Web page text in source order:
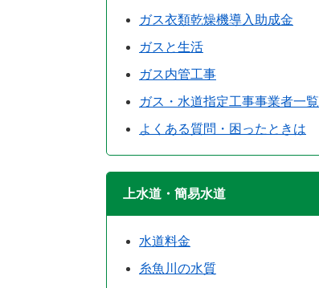
ガス衣類乾燥機導入助成金
ガスと生活
ガス内管工事
ガス・水道指定工事事業者一覧
よくある質問・困ったときは
上水道・簡易水道
水道料金
糸魚川の水質